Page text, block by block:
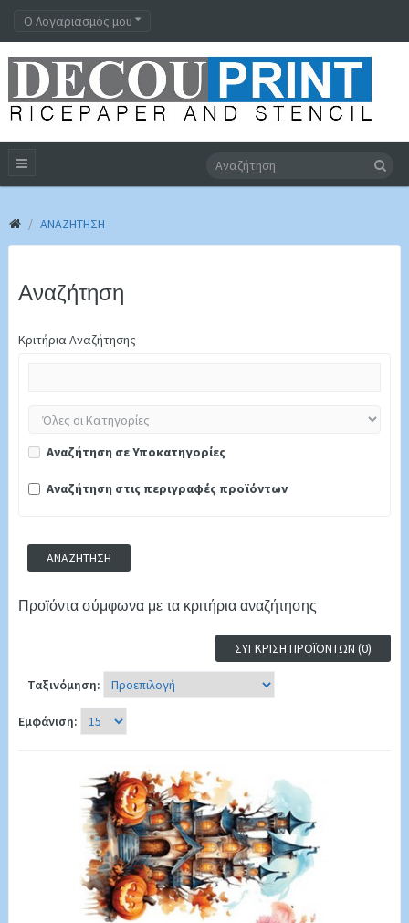
Ο Λογαριασμός μου
ΑΝΑΖΉΤΗΣΗ
Αναζήτηση
Κριτήρια Αναζήτησης
Αναζήτηση σε Υποκατηγορίες
Αναζήτηση στις περιγραφές προϊόντων
Προϊόντα σύμφωνα με τα κριτήρια αναζήτησης
ΣΎΓΚΡΙΣΗ ΠΡΟΪΌΝΤΩΝ (0)
Ταξινόμηση:
Εμφάνιση: